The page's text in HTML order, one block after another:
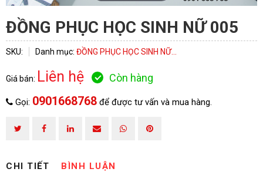
ĐỒNG PHỤC HỌC SINH NỮ 005
SKU: Danh mục: ĐỒNG PHỤC HỌC SINH NỮ...
Giá bán: Liên hệ Còn hàng
Gọi: 0901668768 để được tư vấn và mua hàng.
CHI TIẾT BÌNH LUẬN
Đăng ký tư vấn trực tiếp 24/7: